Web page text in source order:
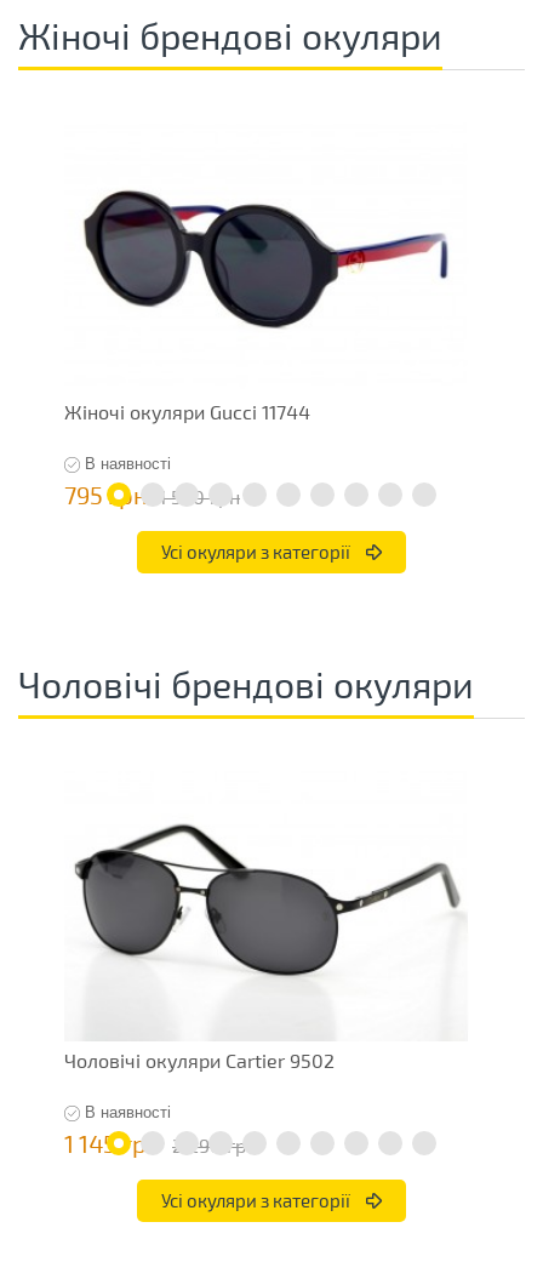
Жіночі брендові окуляри
Жіночі окуляри Gucci 11744
В наявності
795 грн 1 590 грн
Усі окуляри з категорії
Чоловічі брендові окуляри
Чоловічі окуляри Cartier 9502
В наявності
1 145 грн 2 290 грн
Усі окуляри з категорії